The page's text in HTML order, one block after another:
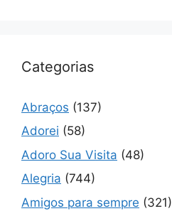
Categorias
Abraços (137)
Adorei (58)
Adoro Sua Visita (48)
Alegria (744)
Amigos para sempre (321)